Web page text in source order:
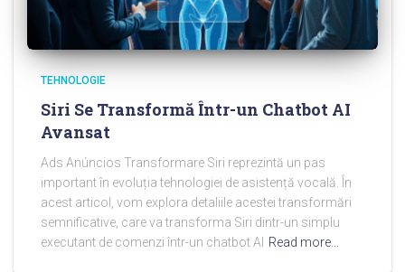
TEHNOLOGIE
Siri Se Transformă Într-un Chatbot AI
Avansat
Ads Anúncios Transformare Siri reprezintă un pas
important în evoluția tehnologiei de asistență vocală. În
acest articol, vom explora detaliile acestei transformări
semnificative, care va transforma Siri dintr-un simplu
executant de comenzi într-un chatbot AI Read more…